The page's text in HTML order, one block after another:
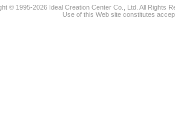
© 1995-2026 Ideal Creation Center Co., Ltd. All Rights
Use of this Web site constitutes